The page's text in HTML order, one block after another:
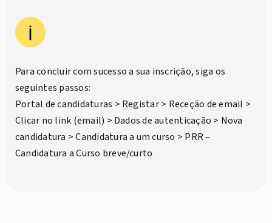
Para concluir com sucesso a sua inscrição, siga os
seguintes passos:
Portal de candidaturas > Registar > Receção de email >
Clicar no link (email) > Dados de autenticação > Nova
candidatura > Candidatura a um curso > PRR –
Candidatura a Curso breve/curto